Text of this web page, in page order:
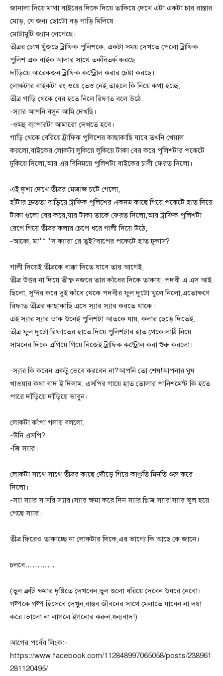
জানালা দিয়ে মাথা বাইরের দিকে দিয়ে তাকিয়ে দেখে এটা একটা চার রাস্তার
মোড়, যে জন্য ছোটো বড় গাড়ি মিলিয়ে
মোটামুটি জ্যাম লেগেছে।
তীব্রর চোখ খুঁজছে ট্রাফিক পুলিশকে, একটা সময় দেখতে পেলো ট্রাফিক
পুলিশ এক বাইক আলার সাথে তর্কবিতর্ক করছে
দাঁড়িয়ে,আরেকজন ট্রাফিক কন্ট্রোল করার চেষ্টা করছে।
লোকটার বাইকটা রং ওয়ে তেও নেই,তাহলে কি নিয়ে কথা হচ্ছে,
তীব্র গাড়ি থেকে বের হতে নিলে রিফাত বলে উঠে,
-স্যার আপনি বসুন আমি দেখছি।
-ওমহু ব্যাপারটা আমারো দেখতে হবে।
গাড়ি থেকে বেরিয়ে ট্রাফিক পুলিশের কাছাকাছি যাবে তখনি খেয়াল
করলো,বাইকের লোকটা লুকিয়ে লুকিয়ে টাকা বের করে পুলিশটার পকেটে
ঢুকিয়ে দিলো,আর এর বিনিময়ে পুলিশটা বাইকের চাবী ফেরত দিলো।
এই দৃশ্য দেখে তীব্রর মেজাজ চটে গেলো,
হাঁটার দ্রুততা বাড়িয়ে ট্রাফিক পুলিশের একদম কাছে গিয়ে,পকেটে হাত দিয়ে
টাকা গুলো বের করে,যার টাকা তাকে ফেরত দিলো,আর ট্রাফিক পুলিশটা
রেগে গিয়ে তীব্রর কলার চেপে ধরে গালী দিয়ে উঠে,
-আব্বে, মা** *দ ক্যারা রে তুই?বাপের পকেটে হাত ঢুকাস?
গালী দিয়েই তীব্রকে ধাক্কা দিতে যাবে তার আগেই,
তীব্র উত্তর না দিয়ে তীক্ষ্ণ নজরে তার কাঁধের দিকে তাকায়, পদবী এ এস আই
ছিলো, সুন্দর করে দুই কাঁধে থেকে পদবীর ফুল দুটো খুলে নিলো,এতোক্ষণে
রিফাত তীব্রর কাছাকাছি এসে স্যার স্যার করতে থাকে।
এই স্যার স্যার ডাক শুনেই পুলিশটা আতকে যায়, কলার ছেড়ে দিতেই,
তীব্র ফুল দুটো রিফাতের হাতে দিয়ে পুলিশটার হাত থেকে লাঠি নিয়ে
সামনের দিকে এগিয়ে গিয়ে নিজেই ট্রাফিক কন্ট্রোল করা শুরু করলো।
-স্যার কি করেন একটু ভেবে করবেন না?আপনি তো শেষ!আপনার ঘুষ
খাওয়ার কথা বাদ ই দিলাম, এসপির গায়ে হাত তোলার পানিশমেন্ট কি হতে
পারে দাঁড়িয়ে দাঁড়িয়ে ভাবুন।
লোকটা কাঁপা গলায় বললো,
-উনি এসপি?
-জি স্যার।
লোকটা সাথে সাথে তীব্রর কাছে দৌড়ে গিয়ে কাকুতি মিনতি শুরু করে
দিলো।
-স্যা স্যার স সরি স্যার।স্যার ক্ষমা করে দিন স্যার প্লিজ স্যার!স্যার ভুল হয়ে
গেছে স্যার।
তীব্র ফিরেও তাকাচ্ছে না লোকটার দিকে,এর ভাগ্যে কি আছে কে জানে।
চলবে…………
(ভুল ত্রুটি ক্ষমার দৃষ্টিতে দেখবেন,ভুল গুলো ধরিয়ে দেবেন শুধরে নেবো।
গল্পকে গল্প হিসেবে দেখুন,বাস্তব জীবনের সাথে মেলাতে যাবেন না দয়া
করে।ভালো না লাগলে ইগনোর করুন,ধন্যবাদ!)
আগের পর্বের লিংক:-
https://www.facebook.com/112848997065058/posts/238961
281120495/